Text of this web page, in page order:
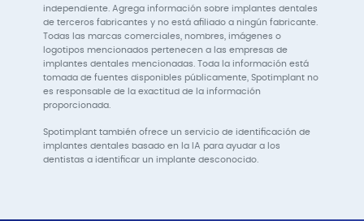
independiente. Agrega información sobre implantes dentales
de terceros fabricantes y no está afiliado a ningún fabricante.
Todas las marcas comerciales, nombres, imágenes o
logotipos mencionados pertenecen a las empresas de
implantes dentales mencionadas. Toda la información está
tomada de fuentes disponibles públicamente, Spotimplant no
es responsable de la exactitud de la información
proporcionada.
Spotimplant también ofrece un servicio de identificación de
implantes dentales basado en la IA para ayudar a los
dentistas a identificar un implante desconocido.